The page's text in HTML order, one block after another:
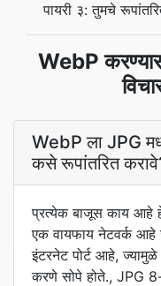
पायरी ३: तुमचे
WebP
WebP ला JPG
कसे रूपांतरित
प्रत्येक बाजूस काय आहे
एक वायफाय नेटवर्क आहे
इंटरनेट पोर्ट आहे, ज्यामुळे
करणे सोपे होते., JPG